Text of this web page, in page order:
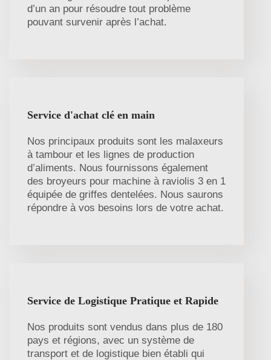
d’un an pour résoudre tout problème
pouvant survenir après l’achat.
Service d'achat clé en main
Nos principaux produits sont les malaxeurs
à tambour et les lignes de production
d’aliments. Nous fournissons également
des broyeurs pour machine à raviolis 3 en 1
équipée de griffes dentelées. Nous saurons
répondre à vos besoins lors de votre achat.
Service de Logistique Pratique et Rapide
Nos produits sont vendus dans plus de 180
pays et régions, avec un système de
transport et de logistique bien établi qui